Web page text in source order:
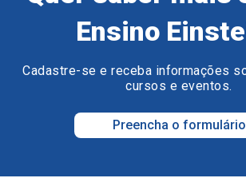
Ensino
Cadastre-se e receba informações
cursos e eventos.
Preencha o formulário